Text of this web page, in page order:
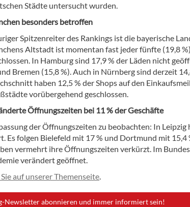
Städte untersucht wurden.
besonders betroffen
Spitzenreiter des Rankings ist die bayerische
Altstadt ist momentan fast jeder fünfte (19,8
In Hamburg sind 17,9 % der Läden nicht
Bremen (15,8 %). Auch in Nürnberg sind derzeit
haben 12,5 % der Shops auf den
vorübergehend geschlossen.
Öffnungszeiten bei 11 % der Geschäfte
der Öffnungszeiten zu beobachten: In Leipzig
Es folgen Bielefeld mit 17 % und Dortmund mit 15,4
vermehrt ihre Öffnungszeiten verkürzt. Im
verändert geöffnet.
auf unserer Themenseite.
Newsletter abonnieren und immer informiert sein!